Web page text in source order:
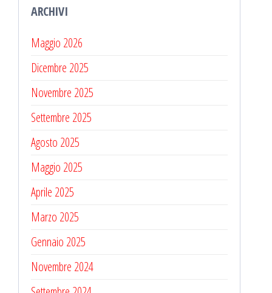
ARCHIVI
Maggio 2026
Dicembre 2025
Novembre 2025
Settembre 2025
Agosto 2025
Maggio 2025
Aprile 2025
Marzo 2025
Gennaio 2025
Novembre 2024